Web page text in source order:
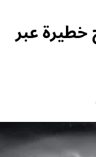
خطيرة عبر